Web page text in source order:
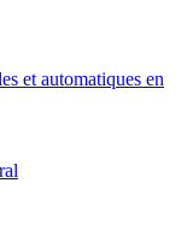
et automatiques en